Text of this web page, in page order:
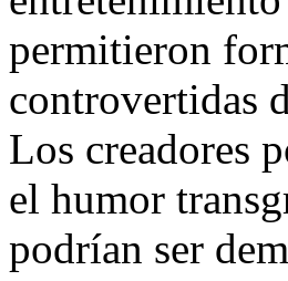
permitieron
controvertidas
Los creadores
el humor
podrían ser